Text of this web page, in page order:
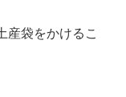
産袋をかけるこ